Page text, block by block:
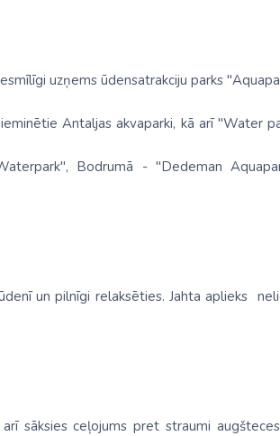
uzņems ūdensatrakciju parks
Antaljas akvaparki, kā arī "Water
Bodrumā - "Dedeman
un pilnīgi relaksēties. Jahta aplieks
sāksies ceļojums pret straumi